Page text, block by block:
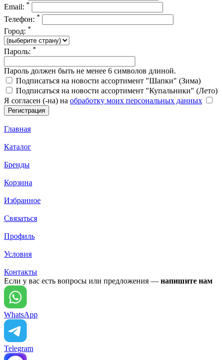
Email: *
Телефон: *
Город: *
Пароль: *
Пароль должен быть не менее 6 символов длиной.
Подписаться на новости ассортимент "Шапки" (Зима)
Подписаться на новости ассортимент "Купальники" (Лето)
Я согласен (-на) на обработку моих персональных данных
Главная
Каталог
Бренды
Корзина
Избранное
Связаться
Профиль
Условия
Контакты
Если у вас есть вопросы или предложения — напишите нам
WhatsApp
Telegram